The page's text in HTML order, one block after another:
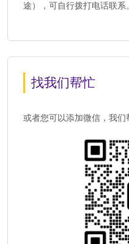
途），可自行拨打电话联系。
找我们帮忙
或者您可以添加微信，我们